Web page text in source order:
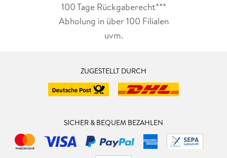
100 Tage Rückgaberecht***
Abholung in über 100 Filialen
uvm.
ZUGESTELLT DURCH
SICHER & BEQUEM BEZAHLEN